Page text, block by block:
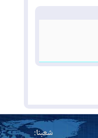
شعبنا: